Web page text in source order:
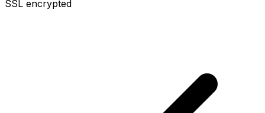
SSL encrypted